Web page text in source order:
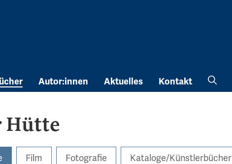
Autor:innen Aktuelles Kontakt
Hütte
Film Fotografie Kataloge/Künstlerbücher